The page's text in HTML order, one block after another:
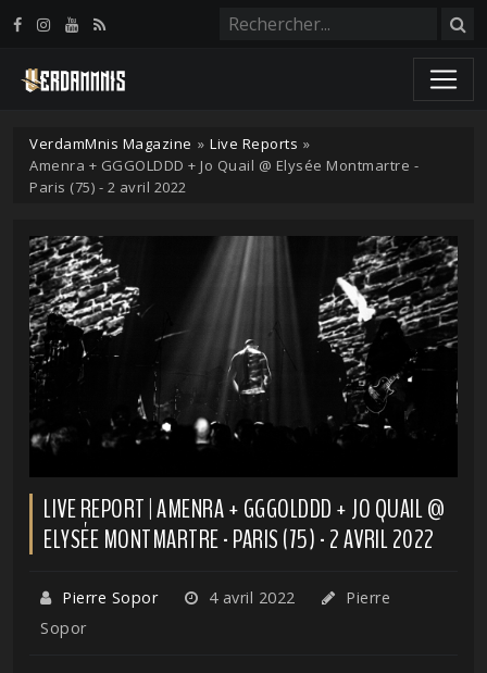
VerdamMnis Magazine » Live Reports »
Amenra + GGGOLDDD + Jo Quail @ Elysée Montmartre -
Paris (75) - 2 avril 2022
LIVE REPORT | AMENRA + GGGOLDDD + JO QUAIL @
ELYSÉE MONTMARTRE - PARIS (75) - 2 AVRIL 2022
Pierre Sopor 4 avril 2022
Pierre
Sopor
Panneau de gestion des cookies